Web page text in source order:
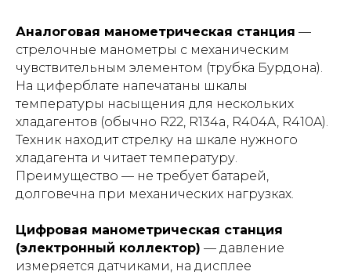
Аналоговая манометрическая станция —
стрелочные манометры с механическим
чувствительным элементом (трубка Бурдона).
На циферблате напечатаны шкалы
температуры насыщения для нескольких
хладагентов (обычно R22, R134a, R404A, R410A).
Техник находит стрелку на шкале нужного
хладагента и читает температуру.
Преимущество — не требует батарей,
долговечна при механических нагрузках.
Цифровая манометрическая станция
(электронный коллектор) — давление
измеряется датчиками, на дисплее